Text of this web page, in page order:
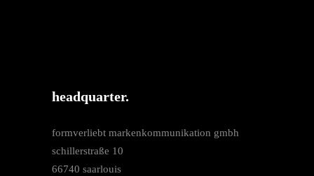
headquarter.
formverliebt markenkommunikation gmbh
schillerstraße 10
66740 saarlouis